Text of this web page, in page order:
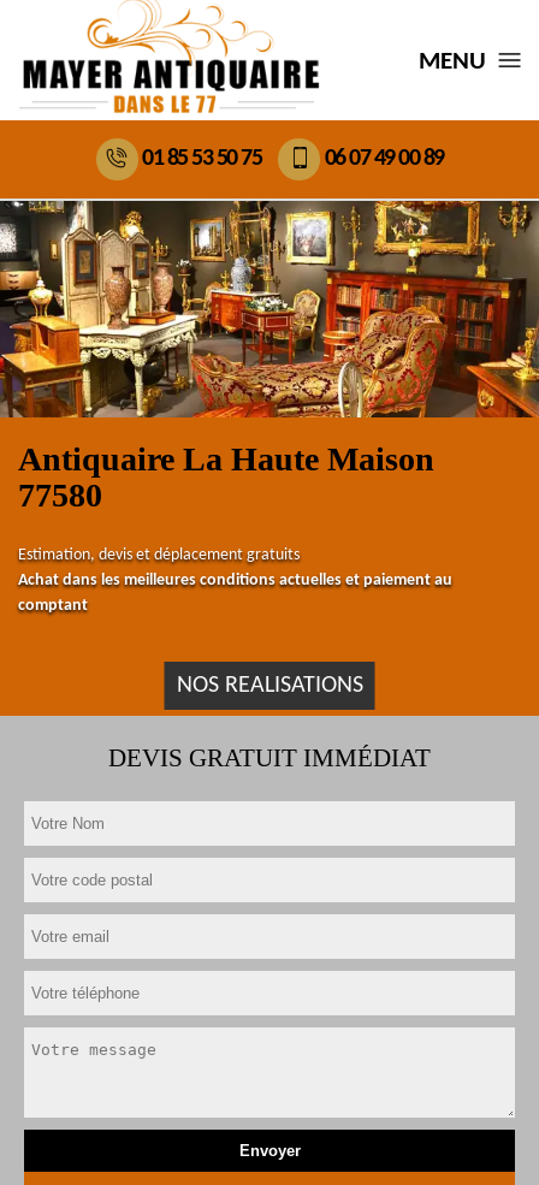
MENU
01 85 53 50 75 06 07 49 00 89
Antiquaire La Haute Maison
77580
Estimation, devis et déplacement gratuits
Achat dans les meilleures conditions actuelles et paiement au
comptant
NOS REALISATIONS
DEVIS GRATUIT IMMÉDIAT